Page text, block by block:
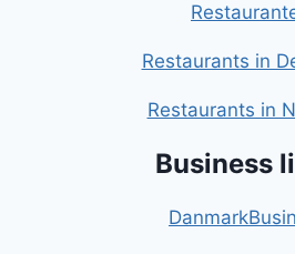
Restaurants in
Restaurants in
Business